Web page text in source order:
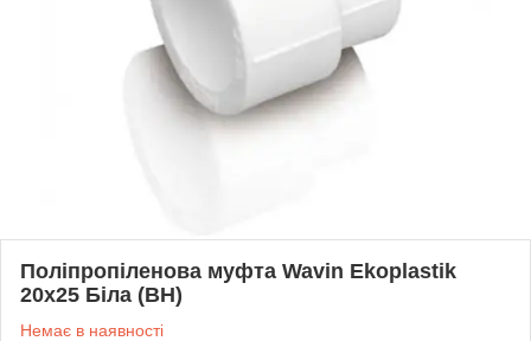
Поліпропіленова муфта Wavin Ekoplastik
20х25 Біла (ВН)
Немає в наявності